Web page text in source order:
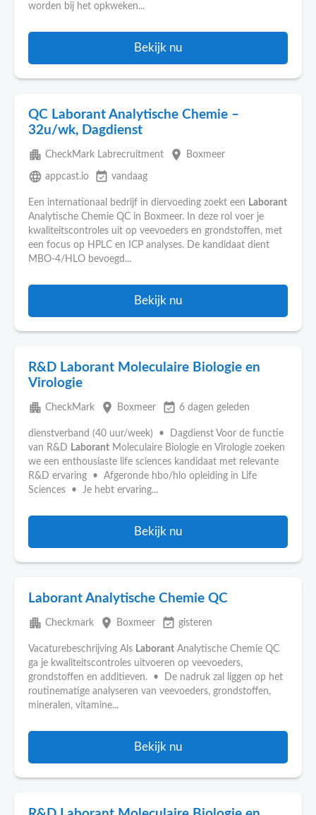
worden bij het opkweken...
Bekijk nu
QC Laborant Analytische Chemie –
32u/wk, Dagdienst
apartment CheckMark Labrecruitment place Boxmeer
language appcast.io event_available vandaag
Een internationaal bedrijf in diervoeding zoekt een Laborant
Analytische Chemie QC in Boxmeer. In deze rol voer je
kwaliteitscontroles uit op veevoeders en grondstoffen, met
een focus op HPLC en ICP analyses. De kandidaat dient
MBO-4/HLO bevoegd...
Bekijk nu
R&D Laborant Moleculaire Biologie en
Virologie
apartment CheckMark place Boxmeer event_available 6 dagen geleden
dienstverband (40 uur/week) • Dagdienst Voor de functie
van R&D Laborant Moleculaire Biologie en Virologie zoeken
we een enthousiaste life sciences kandidaat met relevante
R&D ervaring • Afgeronde hbo/hlo opleiding in Life
Sciences • Je hebt ervaring...
Bekijk nu
Laborant Analytische Chemie QC
apartment Checkmark place Boxmeer event_available gisteren
Vacaturebeschrijving Als Laborant Analytische Chemie QC
ga je kwaliteitscontroles uitvoeren op veevoeders,
grondstoffen en additieven. • De nadruk zal liggen op het
routinematige analyseren van veevoeders, grondstoffen,
mineralen, vitamine...
Bekijk nu